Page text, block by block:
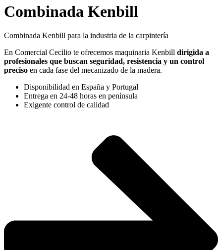
Combinada Kenbill
Combinada Kenbill para la industria de la carpintería
En Comercial Cecilio te ofrecemos maquinaria Kenbill dirigida a
profesionales que buscan seguridad, resistencia y un control
preciso en cada fase del mecanizado de la madera.
Disponibilidad en España y Portugal
Entrega en 24-48 horas en península
Exigente control de calidad